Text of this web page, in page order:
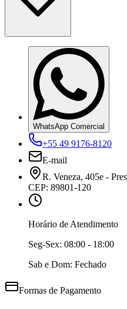
WhatsApp Comercial
+55 49 9176-8120
E-mail
R. Veneza, 405e -
CEP: 89801-120
Horário de Atendimento
Seg-Sex: 08:00 - 18:00
Sab e Dom: Fechado
Formas de Pagamento